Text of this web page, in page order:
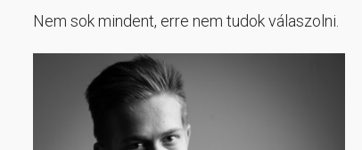
Nem sok mindent, erre nem tudok válaszolni.